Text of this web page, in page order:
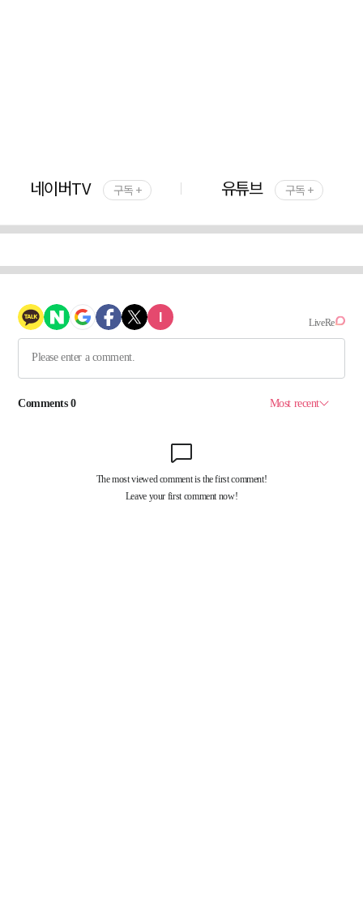
네이버TV 구독 + 유튜브 구독 +